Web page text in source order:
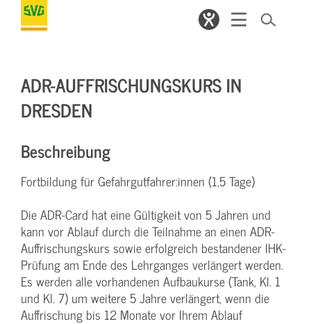
ADR-AUFFRISCHUNGSKURS IN
DRESDEN
Beschreibung
Fortbildung für Gefahrgutfahrer:innen (1,5 Tage)
Die ADR-Card hat eine Gültigkeit von 5 Jahren und
kann vor Ablauf durch die Teilnahme an einen ADR-
Auffrischungskurs sowie erfolgreich bestandener IHK-
Prüfung am Ende des Lehrganges verlängert werden.
Es werden alle vorhandenen Aufbaukurse (Tank, Kl. 1
und Kl. 7) um weitere 5 Jahre verlängert, wenn die
Auffrischung bis 12 Monate vor Ihrem Ablauf